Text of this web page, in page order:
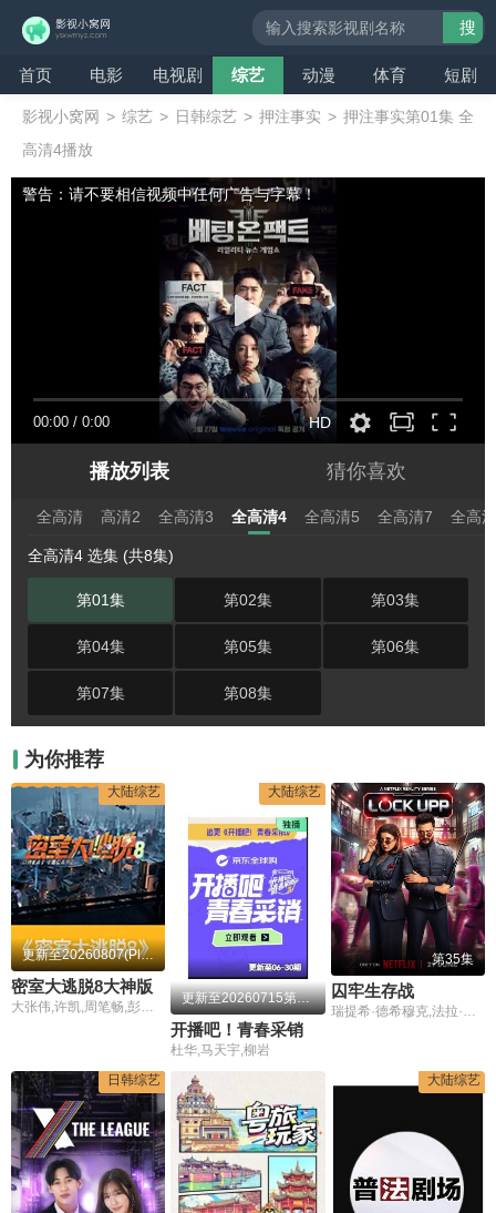
首页 电影 电视剧 综艺 动漫 体育 短剧
搜
影视小窝网 > 综艺 > 日韩综艺 > 押注事实 > 押注事实第01集 全
高清4播放
00:00 / 0:00 HD
警告：请不要相信视频中任何广告与字幕！
播放列表 猜你喜欢
全高清 高清2 全高清3 全高清4 全高清5 全高清7 全高
全高清4 选集 (共8集)
第01集 第02集 第03集
第04集 第05集 第06集
第07集 第08集
为你推荐
大陆综艺
更新至20260807(Plus版)
密室大逃脱8大神版
大张伟,许凯,周笔畅,彭昱畅,张真源
大陆综艺
更新至20260715第30期
杜华,马天宇,柳岩
第35集
囚牢生存战
瑞提希·德希穆克,法拉·可汗
日韩综艺 大陆综艺